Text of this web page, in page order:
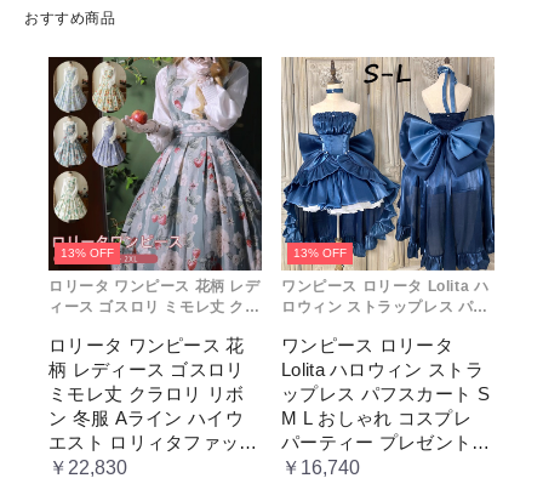
おすすめ商品
13% OFF
ロリータ ワンピース 花柄 レデ
ィース ゴスロリ ミモレ丈 クラ
ウエスト ロリィタファッショ
ン レトロ風 クラシカル 上品
かわいい 日常着 通勤 お出かけ
仮 通学
ロリータ ワンピース 花
柄 レディース ゴスロリ
ミモレ丈 クラロリ リボ
ン 冬服 Aライン ハイウ
エスト ロリィタファッシ
ョン レトロ風 クラシカ
￥22,830
13% OFF
ワンピース ロリータ Lolita ハ
ロウィン ストラップレス パフ
プレ パーティー プレゼント レ
ディース コスチューム プリン
セス ロマンティック ブル ドレ
ス
ワンピース ロリータ
Lolita ハロウィン ストラ
ップレス パフスカート S
M L おしゃれ コスプレ
パーティー プレゼント
レディース コスチューム
￥16,740